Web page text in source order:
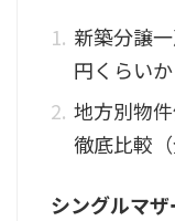
新築分譲
円くらい
地方別物
徹底比較（
シングルマ